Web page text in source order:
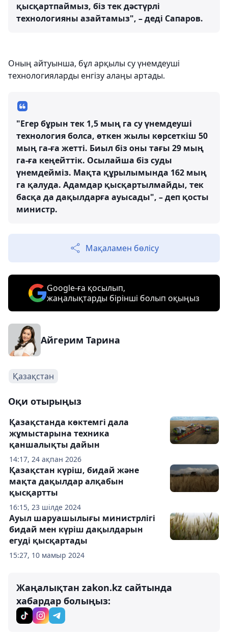
қысқартпаймыз, біз тек дәстүрлі
технологияны азайтамыз", – деді Сапаров.
Оның айтуынша, бұл арқылы су үнемдеуші
технологияларды енгізу алаңы артады.
"Егер бұрын тек 1,5 мың га су үнемдеуші
технология болса, өткен жылы көрсеткіш 50
мың га-ға жетті. Биыл біз оны тағы 29 мың
га-ға кеңейттік. Осылайша біз суды
үнемдейміз. Мақта құрылымында 162 мың
га қалуда. Адамдар қысқартылмайды, тек
басқа да дақылдарға ауысады", – деп қосты
министр.
Мақаламен бөлісу
Google-ға қосылып,
жаңалықтарды бірінші болып оқыңыз
Айгерим Тарина
Қазақстан
Оқи отырыңыз
14:17, 24 ақпан 2026
Қазақстанда көктемгі дала
жұмыстарына техника
қаншалықты дайын
16:15, 23 шілде 2024
Қазақстан күріш, бидай және
мақта дақылдар алқабын
қысқартты
15:27, 10 мамыр 2024
Ауыл шаруашылығы министрлігі
бидай мен күріш дақылдарын
егуді қысқартады
Жаңалықтан zakon.kz сайтында
хабардар болыңыз: